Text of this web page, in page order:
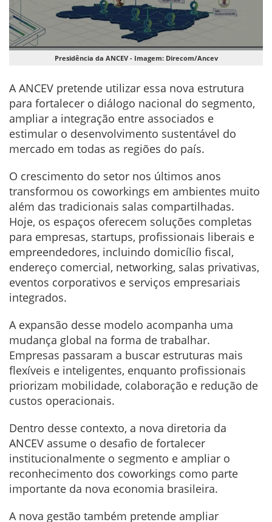
Presidência da ANCEV - Imagem: Direcom/Ancev
A ANCEV pretende utilizar essa nova estrutura
para fortalecer o diálogo nacional do segmento,
ampliar a integração entre associados e
estimular o desenvolvimento sustentável do
mercado em todas as regiões do país.
O crescimento do setor nos últimos anos
transformou os coworkings em ambientes muito
além das tradicionais salas compartilhadas.
Hoje, os espaços oferecem soluções completas
para empresas, startups, profissionais liberais e
empreendedores, incluindo domicílio fiscal,
endereço comercial, networking, salas privativas,
eventos corporativos e serviços empresariais
integrados.
A expansão desse modelo acompanha uma
mudança global na forma de trabalhar.
Empresas passaram a buscar estruturas mais
flexíveis e inteligentes, enquanto profissionais
priorizam mobilidade, colaboração e redução de
custos operacionais.
Dentro desse contexto, a nova diretoria da
ANCEV assume o desafio de fortalecer
institucionalmente o segmento e ampliar o
reconhecimento dos coworkings como parte
importante da nova economia brasileira.
A nova gestão também pretende ampliar